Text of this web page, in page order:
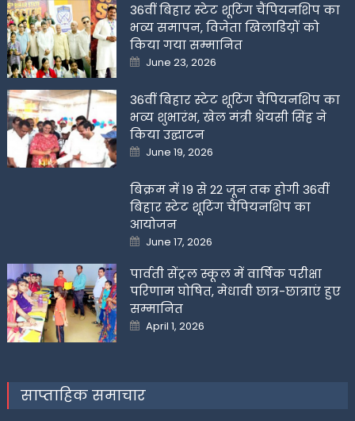
36वीं बिहार स्टेट शूटिंग चैंपियनशिप का
भव्य समापन, विजेता खिलाडिय़ों को
किया गया सम्मानित
Posted
on
June 23, 2026
36वीं बिहार स्टेट शूटिंग चैंपियनशिप का
भव्य शुभारंभ, खेल मंत्री श्रेयसी सिंह ने
किया उद्घाटन
Posted
on
June 19, 2026
बिक्रम में 19 से 22 जून तक होगी 36वीं
बिहार स्टेट शूटिंग चैंपियनशिप का
आयोजन
Posted
on
June 17, 2026
पार्वती सेंट्रल स्कूल में वार्षिक परीक्षा
परिणाम घोषित, मेधावी छात्र-छात्राएं हुए
सम्मानित
Posted
on
April 1, 2026
साप्ताहिक समाचार